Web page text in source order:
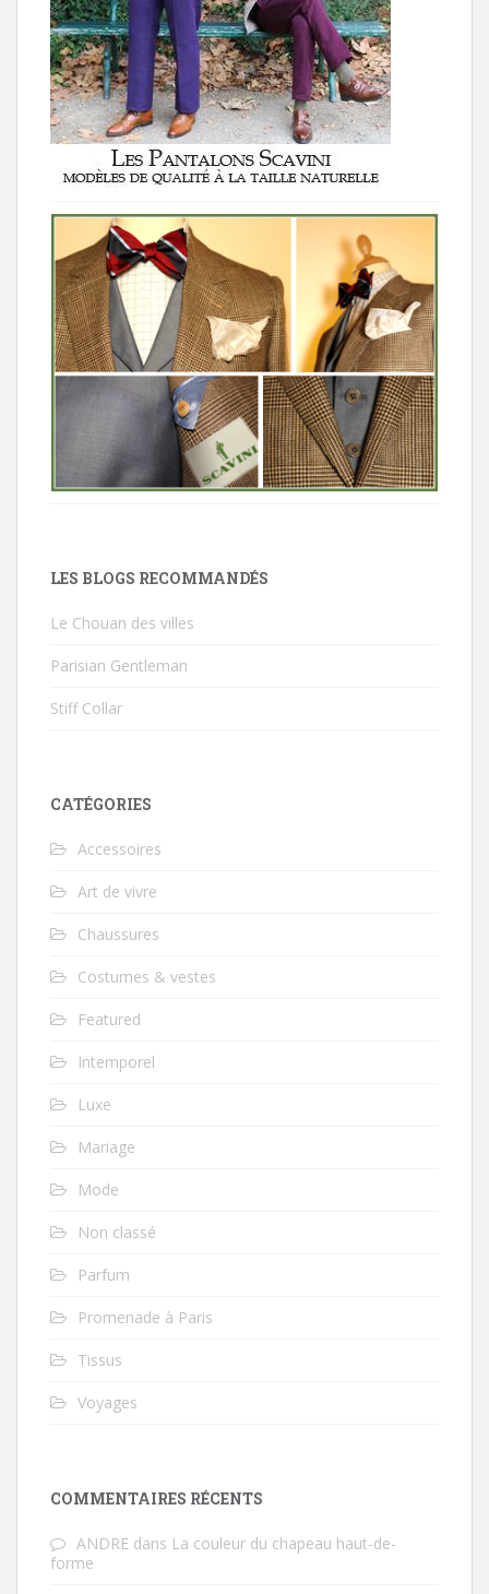
LES BLOGS RECOMMANDÉS
Le Chouan des villes
Parisian Gentleman
Stiff Collar
CATÉGORIES
Accessoires
Art de vivre
Chaussures
Costumes & vestes
Featured
Intemporel
Luxe
Mariage
Mode
Non classé
Parfum
Promenade à Paris
Tissus
Voyages
COMMENTAIRES RÉCENTS
ANDRE dans La couleur du chapeau haut-de-
forme